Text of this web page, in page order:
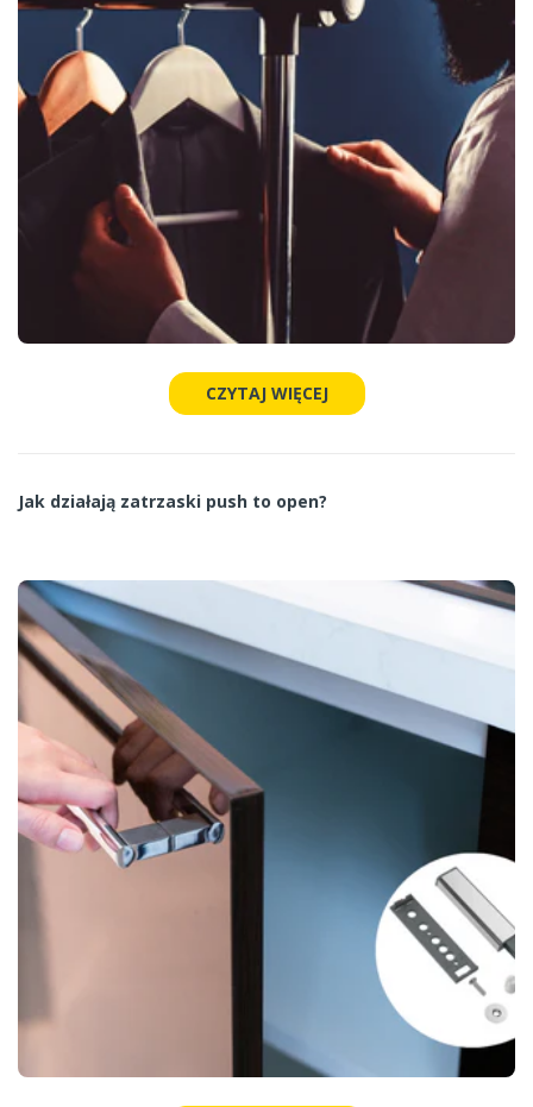
CZYTAJ WIĘCEJ
Jak działają zatrzaski push to open?